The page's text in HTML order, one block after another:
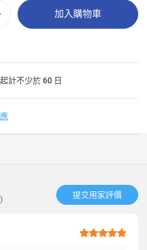
加入購物車
計不少於 60 日
提交用家評價​